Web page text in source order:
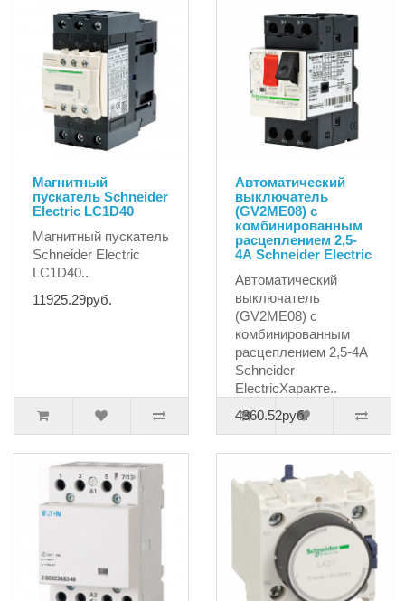
Магнитный
пускатель Schneider
Electric LC1D40
Магнитный пускатель
Schneider Electric
LC1D40..
11925.29руб.
Автоматический
выключатель
(GV2ME08) с
комбинированным
расцеплением 2,5-
4А Schneider Electric
Автоматический
выключатель
(GV2ME08) с
комбинированным
расцеплением 2,5-4А
Schneider
ElectricХаракте..
4360.52руб.